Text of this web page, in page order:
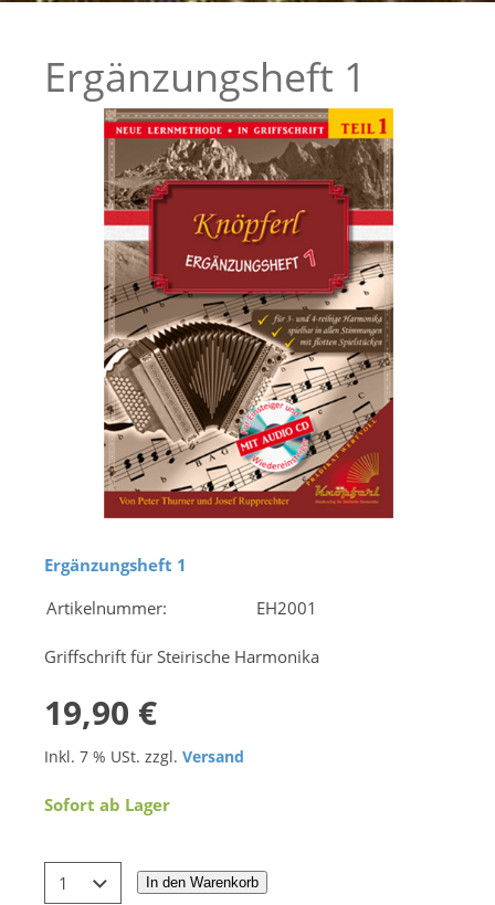
Ergänzungsheft 1
Ergänzungsheft 1
Artikelnummer:
EH2001
Griffschrift für Steirische Harmonika
19,90 €
Inkl. 7 % USt. zzgl. Versand
Sofort ab Lager
In den Warenkorb